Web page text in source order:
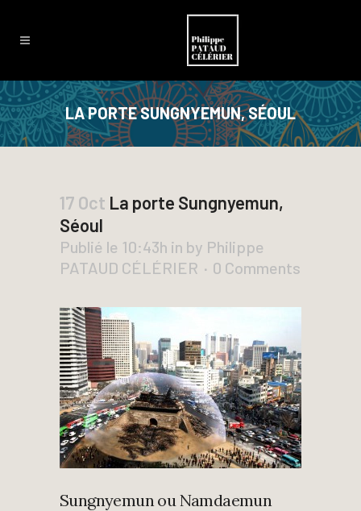
LA PORTE SUNGNYEMUN, SÉOUL
17 Oct La porte Sungnyemun,
Séoul
Publié le 10:43h in by Philippe
PATAUD CÉLÉRIER
0 Comments
Sungnyemun ou Namdaemun